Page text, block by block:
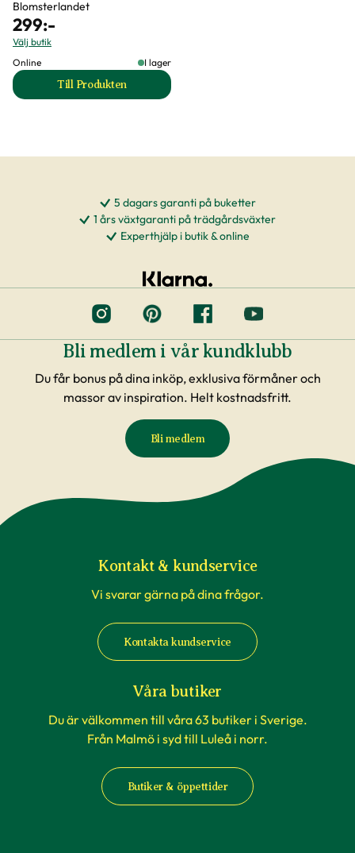
Blomsterlandet
299:-
Välj butik
Online
I lager
Till Produkten
till Trädgårdsgödsel produktsida
5 dagars garanti på buketter
1 års växtgaranti på trädgårdsväxter
Experthjälp i butik & online
Bli medlem i vår kundklubb
Du får bonus på dina inköp, exklusiva förmåner och
massor av inspiration. Helt kostnadsfritt.
Bli medlem
Kontakt & kundservice
Vi svarar gärna på dina frågor.
Kontakta kundservice
Våra butiker
Du är välkommen till våra 63 butiker i Sverige.
Från Malmö i syd till Luleå i norr.
Butiker & öppettider